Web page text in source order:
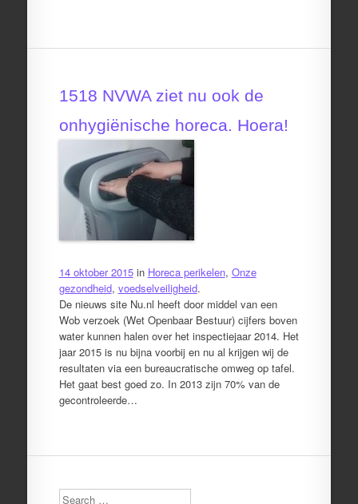
1518 NVWA ziet nu ook de
onhygiënische horeca. Hoera!
14 oktober 2015in Horeca perikelen, Onze
gezondheid, voedselveiligheid.
De nieuws site Nu.nl heeft door middel van een
Wob verzoek (Wet Openbaar Bestuur) cijfers boven
water kunnen halen over het inspectiejaar 2014. Het
jaar 2015 is nu bijna voorbij en nu al krijgen wij de
resultaten via een bureaucratische omweg op tafel.
Het gaat best goed zo. In 2013 zijn 70% van de
gecontroleerde…
Search